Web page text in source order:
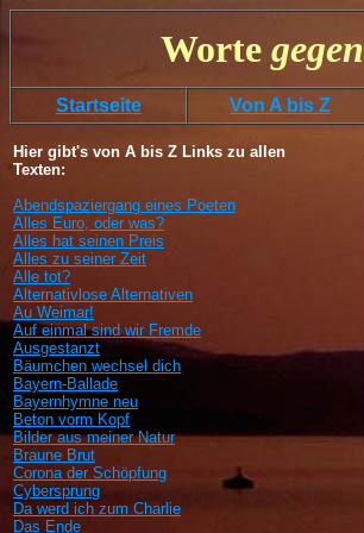
Worte gegen
Startseite Von A bis Z
Hier gibt's von A bis Z Links zu allen
Texten:
Abendspaziergang eines Poeten
Alles Euro, oder was?
Alles hat seinen Preis
Alles zu seiner Zeit
Alle tot?
Alternativlose Alternativen
Au Weimar!
Auf einmal sind wir Fremde
Ausgestanzt
Bäumchen wechsel dich
Bayern-Ballade
Bayernhymne neu
Beton vorm Kopf
Bilder aus meiner Natur
Braune Brut
Corona der Schöpfung
Cybersprung
Da werd ich zum Charlie
Das Ende